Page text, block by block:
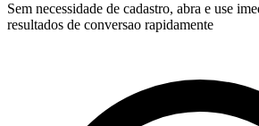
Sem necessidade de cadastro, abra e use
resultados de conversao rapidamente